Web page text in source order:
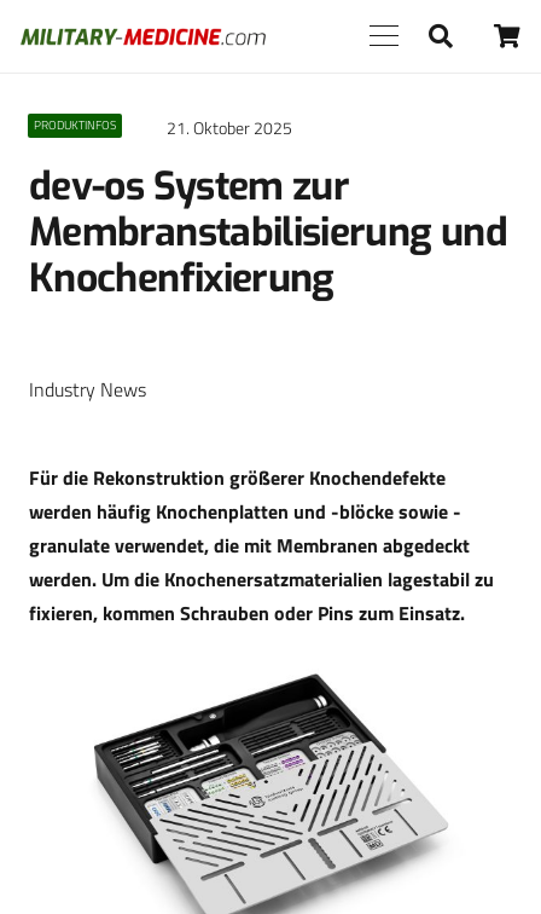
PRODUKTINFOS 21. Oktober 2025
dev-os System zur
Membranstabilisierung und
Knochenfixierung
Industry News
Für die Rekonstruktion größerer Knochendefekte
werden häufig Knochenplatten und -blöcke sowie -
granulate verwendet, die mit Membranen abgedeckt
werden. Um die Knochenersatzmaterialien lagestabil zu
fixieren, kommen Schrauben oder Pins zum Einsatz.